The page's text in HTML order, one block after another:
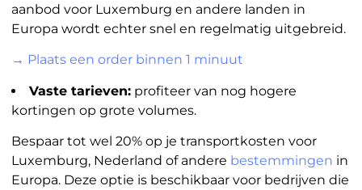
aanbod voor Luxemburg en andere landen in
Europa wordt echter snel en regelmatig uitgebreid.
→ Plaats een order binnen 1 minuut
Vaste tarieven:profiteer van nog hogere
kortingen op grote volumes.
Bespaar tot wel 20% op je transportkosten voor
Luxemburg, Nederland of andere bestemmingen in
Europa. Deze optie is beschikbaar voor bedrijven die